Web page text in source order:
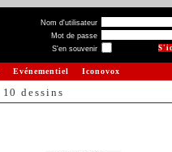
Nom d'utilisateur
Mot de passe
S'en souvenir
Evénementiel Iconovox
10 dessins